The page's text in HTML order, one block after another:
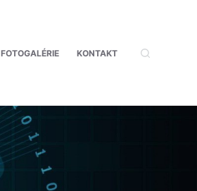
FOTOGALÉRIE KONTAKT